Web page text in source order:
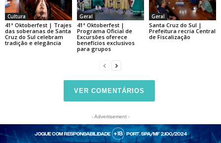
Cultura
41ª Oktoberfest | Trajes
das soberanas de Santa
Cruz do Sul celebram
tradição e elegância
Geral
41ª Oktoberfest |
Programa Oficial de
Excursões oferece
benefícios exclusivos
para grupos
Geral
Santa Cruz do Sul |
Prefeitura recria Central
de Fiscalização
VER COMENTÁRIOS
- Advertisement -